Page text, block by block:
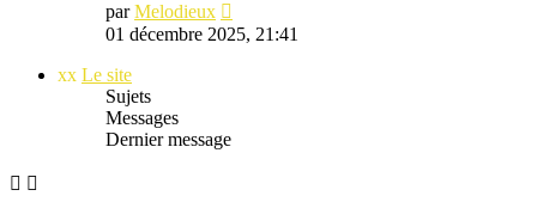
parMelodieux
le
dernier
01 décembre 2025, 21:41
xx Le site
Sujets
Messages
Dernier message